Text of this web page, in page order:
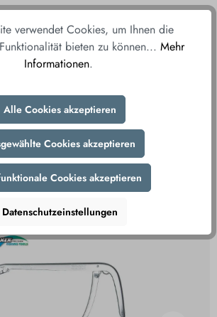
verwendet Cookies, um Ihnen die
bieten zu können... Mehr
Informationen.
Alle Cookies akzeptieren
Cookies akzeptieren
Cookies akzeptieren
Datenschutzeinstellungen